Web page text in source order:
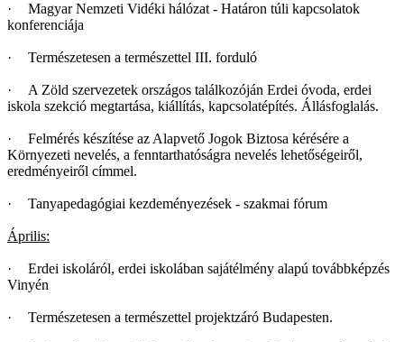
·
Magyar Nemzeti Vidéki hálózat - Határon túli kapcsolatok
konferenciája
· Természetesen a természettel III. forduló
·
A Zöld szervezetek országos találkozóján Erdei óvoda, erdei
iskola szekció megtartása, kiállítás, kapcsolatépítés. Állásfoglalás.
·
Felmérés készítése az Alapvető Jogok Biztosa kérésére a
Környezeti nevelés, a fenntarthatóságra nevelés lehetőségeiről,
eredményeiről címmel.
· Tanyapedagógiai kezdeményezések - szakmai fórum
Április:
·
Erdei iskoláról, erdei iskolában sajátélmény alapú továbbképzés
Vinyén
· Természetesen a természettel projektzáró Budapesten.